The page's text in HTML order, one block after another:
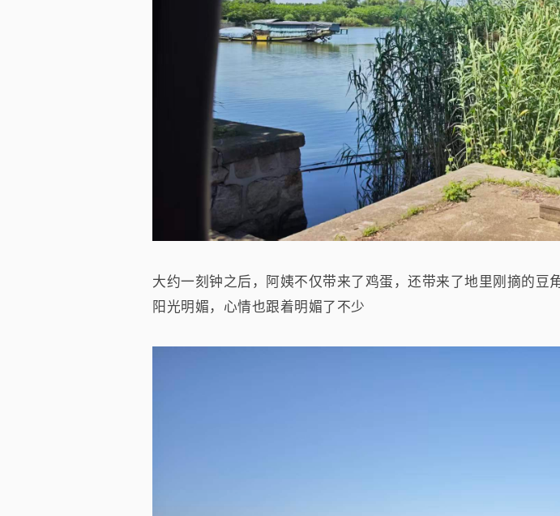
大约一刻钟之后，阿姨不仅带来了鸡蛋，还带来了地里刚摘的豆
阳光明媚，心情也跟着明媚了不少